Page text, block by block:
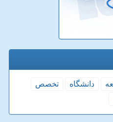
دانشگاه
تخصص